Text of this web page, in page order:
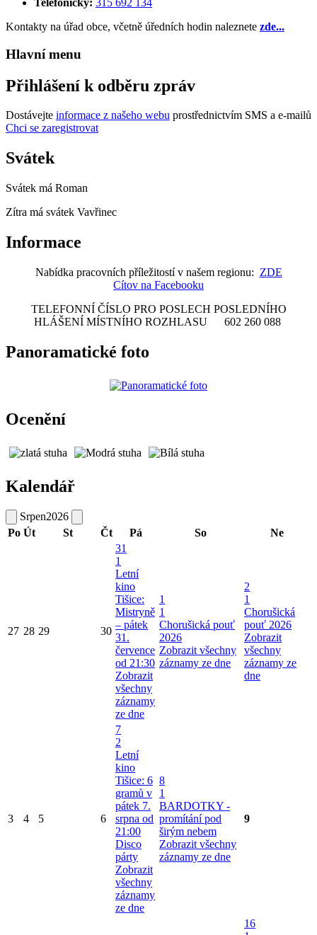
Kontakty na úřad obce, včetně úředních hodin naleznete zde...
Hlavní menu
Přihlášení k odběru zpráv
Dostávejte informace z našeho webu prostřednictvím SMS a e-mailů
Chci se zaregistrovat
Svátek
Svátek má Roman
Zítra má svátek Vavřinec
Informace
Nabídka pracovních příležitostí v našem regionu: ZDE
Cítov na Facebooku
TELEFONNÍ ČÍSLO PRO POSLECH POSLEDNÍHO
HLÁŠENÍ MÍSTNÍHO ROZHLASU 602 260 088
Panoramatické foto
Ocenění
Kalendář
Srpen2026
Po Út St Čt Pá So Ne
27 28 29 30
31
1
Letní
kino
Tišice:
Mistryně
– pátek
31.
července
od 21:30
Zobrazit
všechny
záznamy
ze dne
1
1
Chorušická pouť
2026
Zobrazit všechny
záznamy ze dne
2
1
Chorušická
pouť 2026
Zobrazit
všechny
záznamy ze
dne
3 4 5 6
7
2
Letní
kino
Tišice: 6
gramů v
pátek 7.
srpna od
21:00
Disco
párty
Zobrazit
všechny
záznamy
ze dne
8
1
BARDOTKY -
promítání pod
širým nebem
Zobrazit všechny
záznamy ze dne
9
16